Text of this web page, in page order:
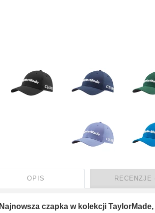
OPIS RECENZJE
Najnowsza czapka w kolekcji